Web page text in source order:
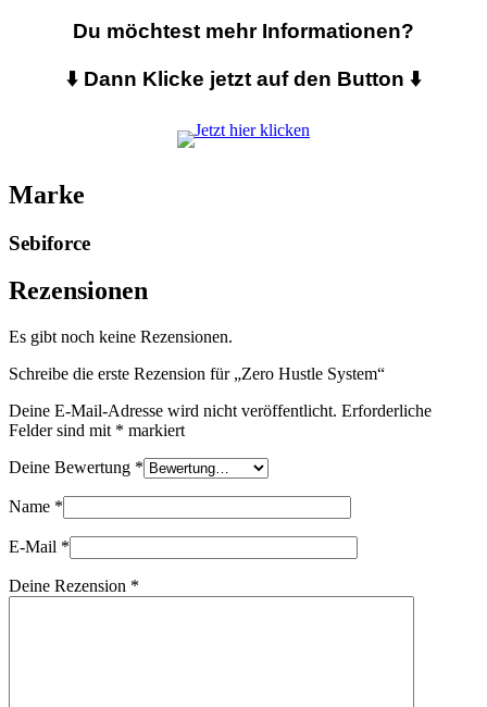
Du möchtest mehr Informationen?
⬇️ Dann Klicke jetzt auf den Button ⬇️
Marke
Sebiforce
Rezensionen
Es gibt noch keine Rezensionen.
Schreibe die erste Rezension für „Zero Hustle System“
Deine E-Mail-Adresse wird nicht veröffentlicht. Erforderliche
Felder sind mit * markiert
Deine Bewertung *
Name *
E-Mail *
Deine Rezension *